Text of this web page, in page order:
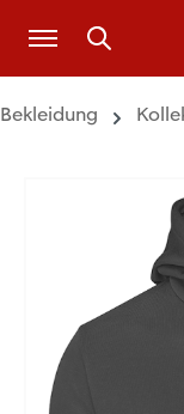
Zum Hauptinhalt
Bekleidung